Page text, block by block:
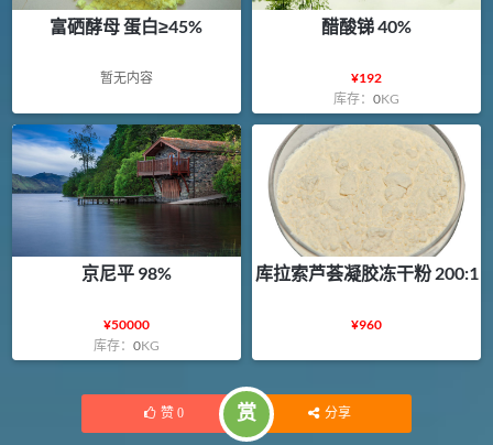
富硒酵母 蛋白≥45%
暂无内容
醋酸锑 40%
¥192
库存：0KG
京尼平 98%
¥50000
库存： 0KG
库拉索芦荟凝胶冻干粉 200:1
¥960
赞 0 赏 分享